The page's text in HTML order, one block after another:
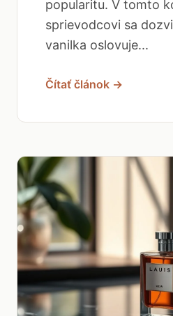
popularitu. V tomto
sprievodcovi sa
vanilka oslovuje...
Čítať článok →